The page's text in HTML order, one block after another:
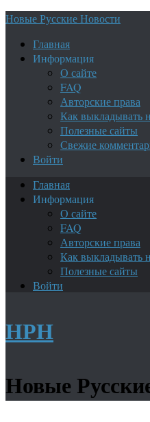
Новые Русские Новости
Главная
Информация
О сайте
FAQ
Авторские права
Как выкладывать
Полезные сайты
Свежие
Войти
Главная
Информация
О сайте
FAQ
Авторские права
Как выкладывать
Полезные сайты
Войти
НРН
Новые